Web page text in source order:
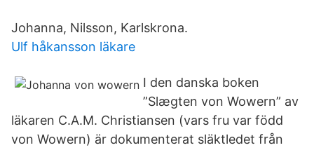
Johanna, Nilsson, Karlskrona.
Ulf håkansson läkare
I den danska boken
”Slægten von Wowern” av
läkaren C.A.M. Christiansen (vars fru var född
von Wowern) är dokumenterat släktledet från